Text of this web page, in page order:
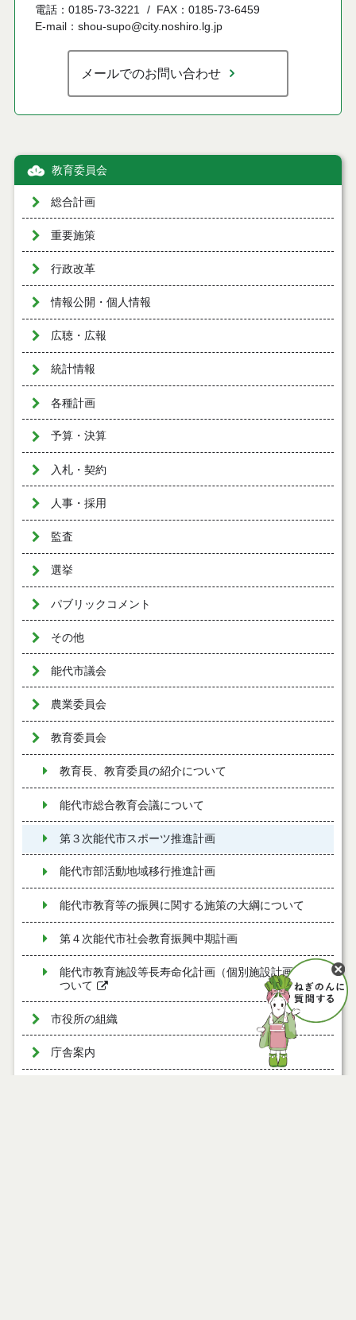
電話：0185-73-3221
FAX：0185-73-6459
E-mail：shou-supo@city.noshiro.lg.jp
メールでのお問い合わせ
教育委員会
総合計画
重要施策
行政改革
情報公開・個人情報
広聴・広報
統計情報
各種計画
予算・決算
入札・契約
人事・採用
監査
選挙
パブリックコメント
その他
能代市議会
農業委員会
教育委員会
教育長、教育委員の紹介について
能代市総合教育会議について
第３次能代市スポーツ推進計画
能代市部活動地域移行推進計画
能代市教育等の振興に関する施策の大綱について
第４次能代市社会教育振興中期計画
能代市教育施設等長寿命化計画（個別施設計画）に
ついて
市役所の組織
庁舎案内